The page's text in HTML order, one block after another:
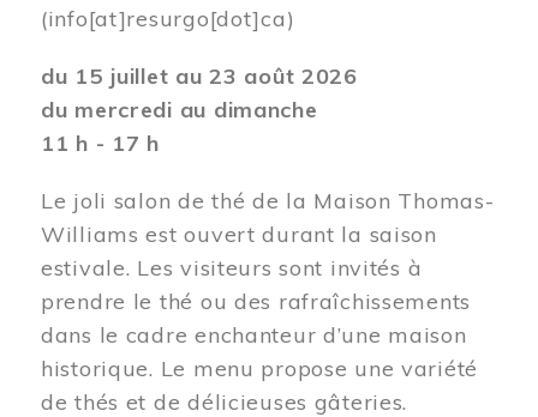
(info[at]resurgo[dot]ca)
du 15 juillet au 23 août 2026
du mercredi au dimanche
11 h - 17 h
Le joli salon de thé de la Maison Thomas-
Williams est ouvert durant la saison
estivale. Les visiteurs sont invités à
prendre le thé ou des rafraîchissements
dans le cadre enchanteur d’une maison
historique. Le menu propose une variété
de thés et de délicieuses gâteries.